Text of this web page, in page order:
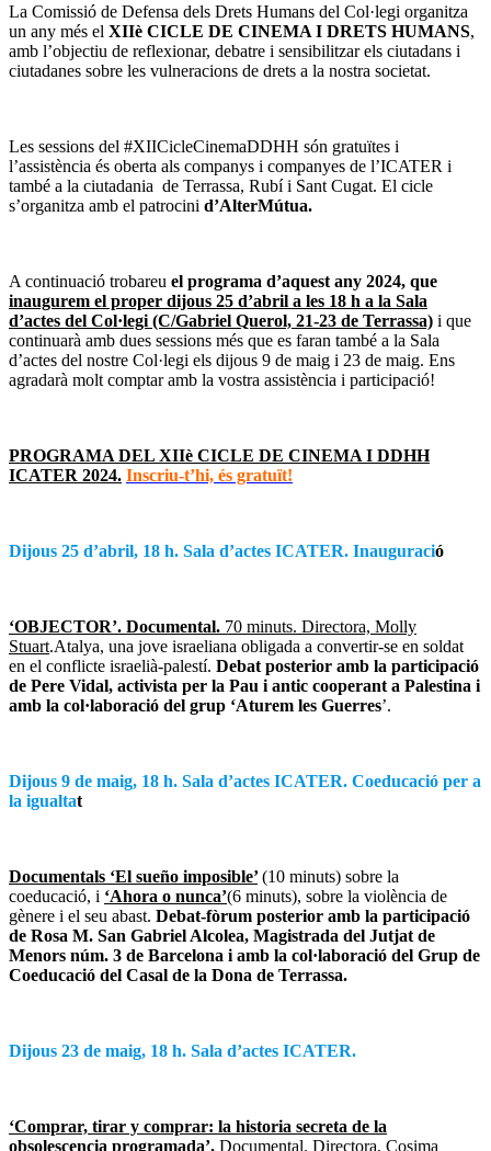
La Comissió de Defensa dels Drets Humans del Col·legi organitza
un any més el XIIè CICLE DE CINEMA I DRETS HUMANS,
amb l’objectiu de reflexionar, debatre i sensibilitzar els ciutadans i
ciutadanes sobre les vulneracions de drets a la nostra societat.
Les sessions del #XIICicleCinemaDDHH són gratuïtes i
l’assistència és oberta als companys i companyes de l’ICATER i
també a la ciutadania de Terrassa, Rubí i Sant Cugat. El cicle
s’organitza amb el patrocini d’AlterMútua.
A continuació trobareu el programa d’aquest any 2024, que
inaugurem el proper dijous 25 d’abril a les 18 h a la Sala
d’actes del Col·legi (C/Gabriel Querol, 21-23 de Terrassa) i que
continuarà amb dues sessions més que es faran també a la Sala
d’actes del nostre Col·legi els dijous 9 de maig i 23 de maig. Ens
agradarà molt comptar amb la vostra assistència i participació!
PROGRAMA DEL XIIè CICLE DE CINEMA I DDHH
ICATER 2024. Inscriu-t’hi, és gratuït!
Dijous 25 d’abril, 18 h. Sala d’actes ICATER. Inauguració
‘OBJECTOR’. Documental. 70 minuts. Directora, Molly
Stuart.Atalya, una jove israeliana obligada a convertir-se en soldat
en el conflicte israelià-palestí. Debat posterior amb la participació
de Pere Vidal, activista per la Pau i antic cooperant a Palestina i
amb la col·laboració del grup ‘Aturem les Guerres’.
Dijous 9 de maig, 18 h. Sala d’actes ICATER. Coeducació per a
la igualtat
Documentals ‘El sueño imposible’ (10 minuts) sobre la
coeducació, i ‘Ahora o nunca’(6 minuts), sobre la violència de
gènere i el seu abast. Debat-fòrum posterior amb la participació
de Rosa M. San Gabriel Alcolea, Magistrada del Jutjat de
Menors núm. 3 de Barcelona i amb la col·laboració del Grup de
Coeducació del Casal de la Dona de Terrassa.
Dijous 23 de maig, 18 h. Sala d’actes ICATER.
‘Comprar, tirar y comprar: la historia secreta de la
obsolescencia programada’. Documental. Directora, Cosima